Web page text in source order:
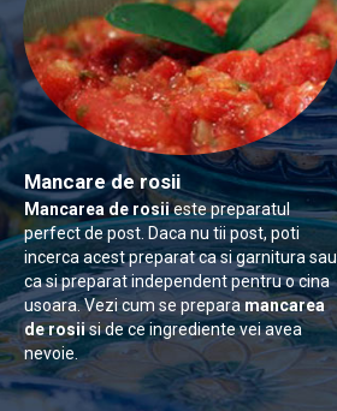
Mancare de rosii
Mancarea de rosiieste preparatul
perfect de post. Daca nu tii post, poti
incerca acest preparat ca si garnitura sau
ca si preparat independent pentru o cina
usoara. Vezi cum se prepara mancarea
de rosiisi de ce ingrediente vei avea
nevoie.